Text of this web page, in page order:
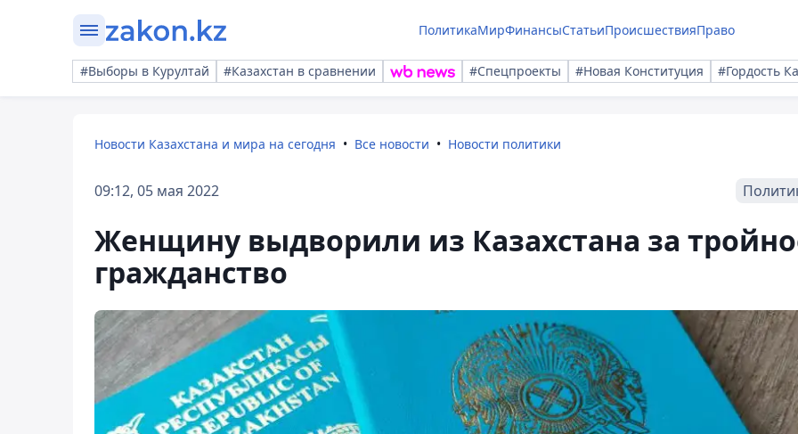
ПолитикаМирФинансыСтатьиПроисшествияПраво
#Выборы в Курултай #Казахстан в сравнении #Спецпроекты #Новая Конституция #Гордость
Новости Казахстана и мира на сегодня Все новости Новости политики
09:12, 05 мая 2022
Женщину выдворили из Казахстана за
гражданство